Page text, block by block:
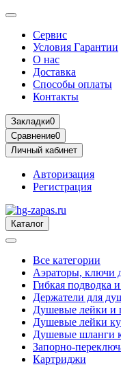
Сервис
Условия Гарантии
О нас
Доставка
Способы оплаты
Контакты
Закладки0
Сравнение0
Личный кабинет
Авторизация
Регистрация
Каталог
Все категории
Аэраторы, ключи
Гибкая подводка
Держатели для
Душевые лейки и
Душевые лейки
Душевые шланги
Запорно-
Картриджи